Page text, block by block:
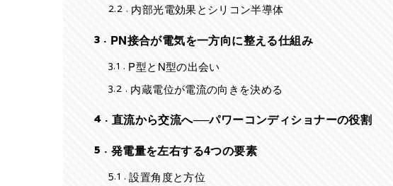
2.2 内部光電効果とシリコン半導体
3
PN接合が電気を一方向に整える仕組み
3.1
P型とN型の出会い
3.2 内蔵電位が電流の向きを決める
4 直流から交流へ──パワーコンディショナーの役割
5
発電量を左右する4つの要素
5.1
設置角度と方位